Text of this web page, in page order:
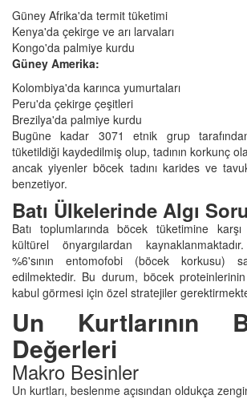
Güney Afrika'da termit tüketimi
Kenya'da çekirge ve arı larvaları
Kongo'da palmiye kurdu
Güney Amerika:
Kolombiya'da karınca yumurtaları
Peru'da çekirge çeşitleri
Brezilya'da palmiye kurdu
Bugüne kadar 3071 etnik grup
tüketildiği kaydedilmiş olup, tadının korkunç
ancak yiyenler böcek tadını karides ve
benzetiyor.
Batı Ülkelerinde Algı
Batı toplumlarında böcek tüketimine
kültürel önyargılardan
%6'sının entomofobi (böcek korkusu)
edilmektedir. Bu durum, böcek
kabul görmesi için özel stratejiler
Un Kurtlarının
Değerleri
Makro Besinler
Un kurtları, beslenme açısından oldukça